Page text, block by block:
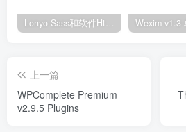
Lonyo-Sass和软件Html模板 Wexim
上一篇
WPComplete Premium
v2.9.5 Plugins